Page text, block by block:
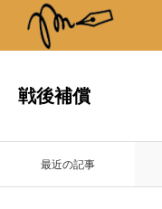
戦後補償
最近の記事